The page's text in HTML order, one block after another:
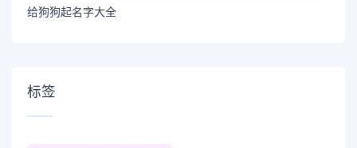
给狗狗起名字大全
标签